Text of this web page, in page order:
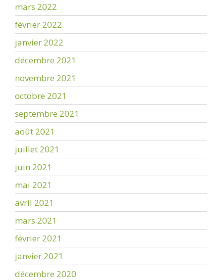
mars 2022
février 2022
janvier 2022
décembre 2021
novembre 2021
octobre 2021
septembre 2021
août 2021
juillet 2021
juin 2021
mai 2021
avril 2021
mars 2021
février 2021
janvier 2021
décembre 2020